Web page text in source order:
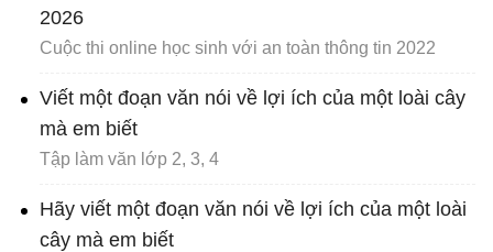
2026
Cuộc thi online học sinh với an toàn thông tin 2022
Viết một đoạn văn nói về lợi ích của một loài cây
mà em biết
Tập làm văn lớp 2, 3, 4
Hãy viết một đoạn văn nói về lợi ích của một loài
cây mà em biết